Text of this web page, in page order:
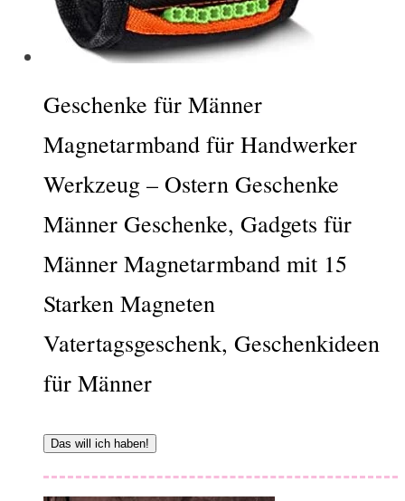
Geschenke für Männer
Magnetarmband für Handwerker
Werkzeug – Ostern Geschenke
Männer Geschenke, Gadgets für
Männer Magnetarmband mit 15
Starken Magneten
Vatertagsgeschenk, Geschenkideen
für Männer
Das will ich haben!